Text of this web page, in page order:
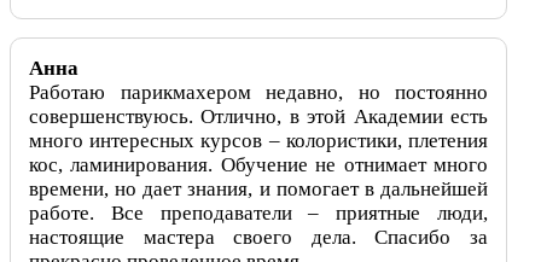
Анна
Работаю парикмахером недавно, но постоянно
совершенствуюсь. Отлично, в этой Академии есть
много интересных курсов – колористики, плетения
кос, ламинирования. Обучение не отнимает много
времени, но дает знания, и помогает в дальнейшей
работе. Все преподаватели – приятные люди,
настоящие мастера своего дела. Спасибо за